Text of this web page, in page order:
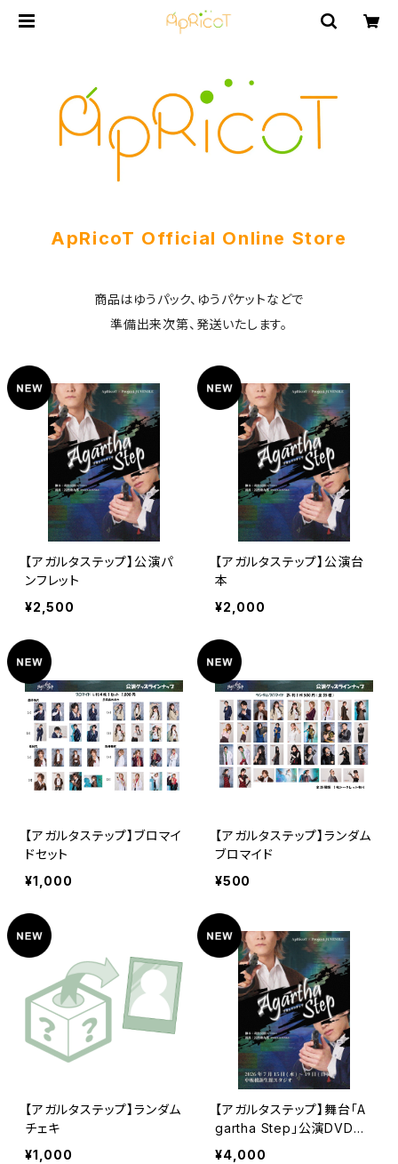
ApRicoT Official Online Store
商品はゆうパック、ゆうパケットなどで
準備出来次第、発送いたします。
【アガルタステップ】公演パ
ンフレット
¥2,500
【アガルタステップ】公演台
本
¥2,000
【アガルタステップ】ブロマイ
ドセット
¥1,000
【アガルタステップ】ランダム
ブロマイド
¥500
【アガルタステップ】ランダム
チェキ
¥1,000
【アガルタステップ】舞台「A
gartha Step」公演DVD
【早期予約特典付き】
¥4,000